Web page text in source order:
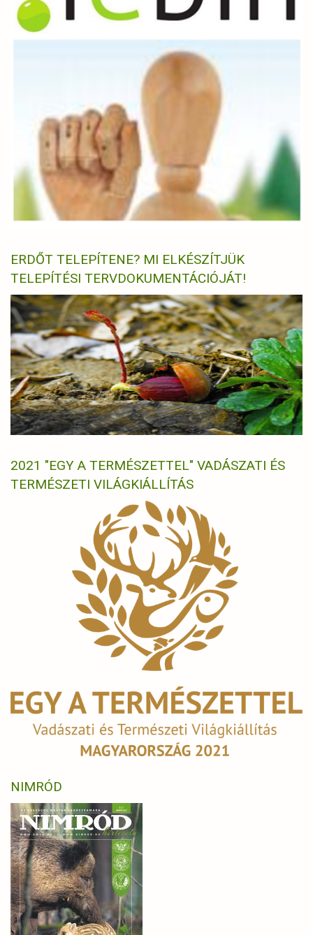
ERDŐT TELEPÍTENE? MI ELKÉSZÍTJÜK
TELEPÍTÉSI TERVDOKUMENTÁCIÓJÁT!
2021 "EGY A TERMÉSZETTEL" VADÁSZATI ÉS
TERMÉSZETI VILÁGKIÁLLÍTÁS
NIMRÓD